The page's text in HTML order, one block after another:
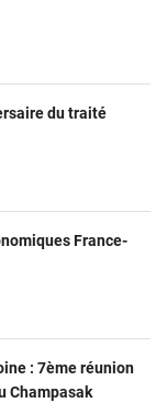
du traité
France-
: 7ème réunion
Champasak